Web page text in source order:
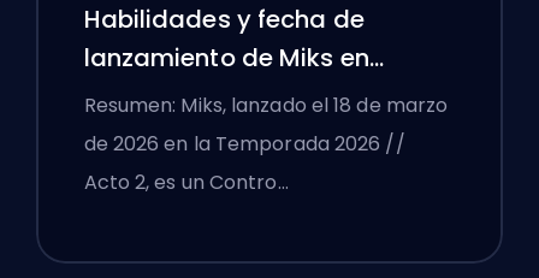
Habilidades y fecha de
lanzamiento de Miks en
VALORANT explicadas
Resumen: Miks, lanzado el 18 de marzo
de 2026 en la Temporada 2026 //
Acto 2, es un Contro…